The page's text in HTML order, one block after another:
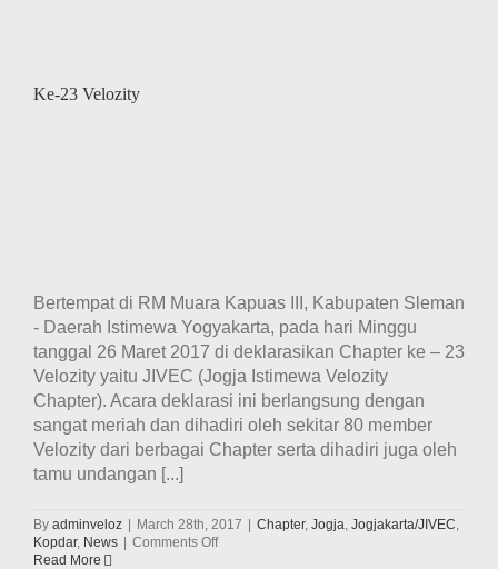
Ke-23 Velozity
Bertempat di RM Muara Kapuas III, Kabupaten Sleman
- Daerah Istimewa Yogyakarta, pada hari Minggu
tanggal 26 Maret 2017 di deklarasikan Chapter ke – 23
Velozity yaitu JIVEC (Jogja Istimewa Velozity
Chapter). Acara deklarasi ini berlangsung dengan
sangat meriah dan dihadiri oleh sekitar 80 member
Velozity dari berbagai Chapter serta dihadiri juga oleh
tamu undangan [...]
By adminveloz March 28th, 2017 Chapter, Jogja, Jogjakarta/JIVEC,
Kopdar, News Comments Offon
Read More